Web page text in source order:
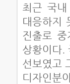
최근 국
대응하지
진출로
상황이다.
선보였고
디자인분